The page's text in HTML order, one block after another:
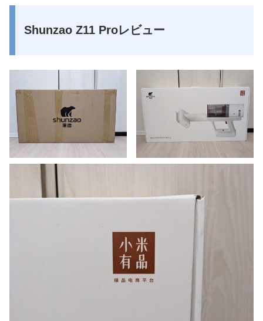
Shunzao Z11 Proレビュー